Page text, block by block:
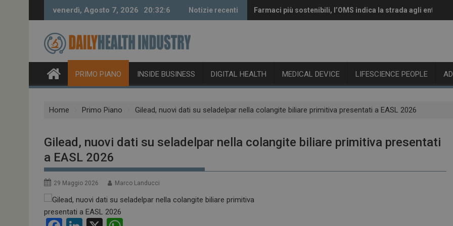
venerdì, Agosto 7, 2026 20:32:6 Notizie recenti Farmaci più sostenibili, l’OMS indica la strada agli enti
Vaccini anti-Covid, il CHMP raccomanda l’aggiornamento
PRIMO PIANO INSIDE BUSINESS DIGITAL HEALTH MEDICAL DEVICE LIFESCIENCE PEOPLE
Home Primo Piano Gilead, nuovi dati su seladelpar nella colangite biliare primitiva presentati a EASL 2026
Gilead, nuovi dati su seladelpar nella colangite biliare primitiva presentati
a EASL 2026
29 Maggio 2026 Marco Landucci